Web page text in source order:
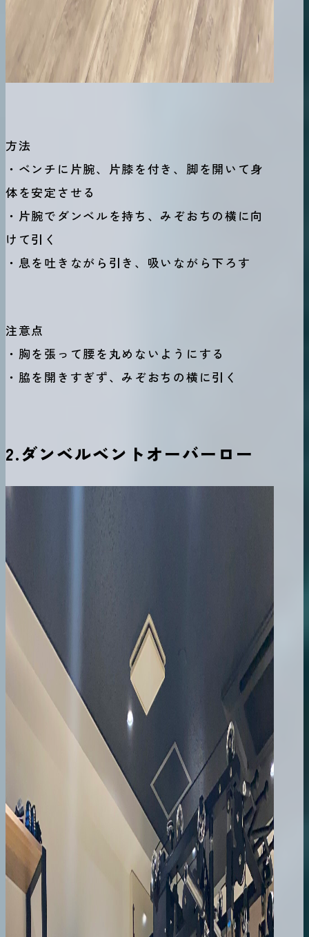
方法
・ベンチに片腕、片膝を付き、脚を開いて身
体を安定させる
・片腕でダンベルを持ち、みぞおちの横に向
けて引く
・息を吐きながら引き、吸いながら下ろす
注意点
・胸を張って腰を丸めないようにする
・脇を開きすぎず、みぞおちの横に引く
2.ダンベルベントオーバーロー